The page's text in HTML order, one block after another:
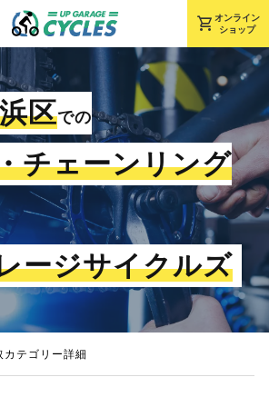
shopping_cart オンライン
ショップ
区での
チェーンリング
ージサイクルズ
カテゴリー詳細